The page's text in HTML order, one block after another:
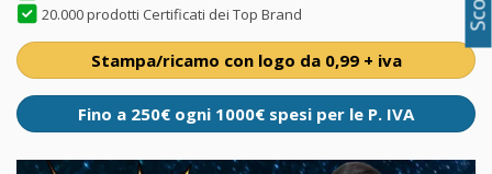
20.000 prodotti Certificati dei Top Brand
Stampa/ricamo con logo da 0,99 + iva
Fino a 250€ ogni 1000€ spesi per le P. IVA